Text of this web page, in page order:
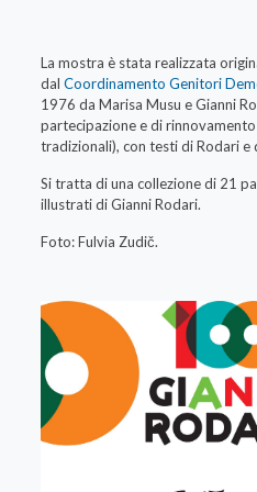
La mostra è stata realizzata
dal Coordinamento Genitori
1976 da Marisa Musu e Gianni
partecipazione e di
tradizionali), con testi di Rodari e
Si tratta di una collezione di 21
illustrati di Gianni Rodari.
Foto: Fulvia Zudič.